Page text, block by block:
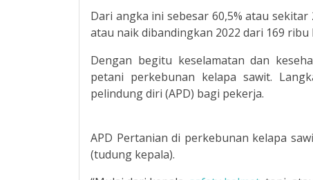
Dari angka ini sebesar 60,5% atau
atau naik dibandingkan 2022 dari 169 ribu
Dengan begitu keselamatan dan
petani perkebunan kelapa sawit.
pelindung diri (APD) bagi pekerja.
APD Pertanian di perkebunan kelapa
(tudung kepala).